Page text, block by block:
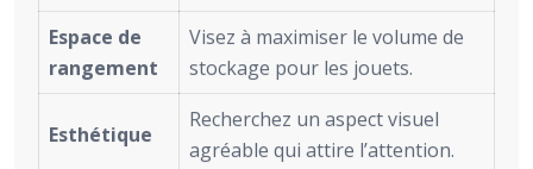
Espace de
rangement
Visez à maximiser le volume de
stockage pour les jouets.
Esthétique
Recherchez un aspect visuel
agréable qui attire l’attention.